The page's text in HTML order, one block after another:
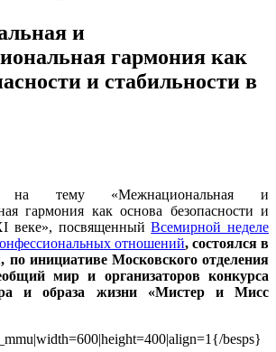
и
гармония как
и стабильности в
на тему «Межнациональная и
гармония как основа безопасности и
веке», посвященныйВсемирной неделе
отношений, состоялся в
инициативе Московского отделения
мир и организаторов конкурса
и образа жизни «Мистер и Мисс
besps}